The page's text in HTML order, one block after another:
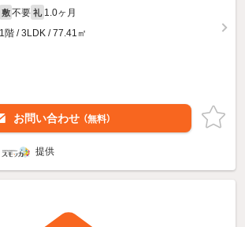
敷 不要 礼 1.0ヶ月
1階 / 3LDK / 77.41㎡
お問い合わせ （無料）
提供